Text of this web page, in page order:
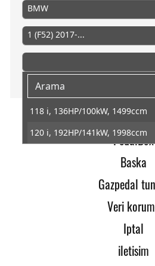
BMW
1 (F52) 2017-...
118 i, 136HP/100kW, 1499ccm
120 i, 192HP/141kW, 1998ccm
PedalBox
Baska
Gazpedal
Veri
Iptal
iletisim